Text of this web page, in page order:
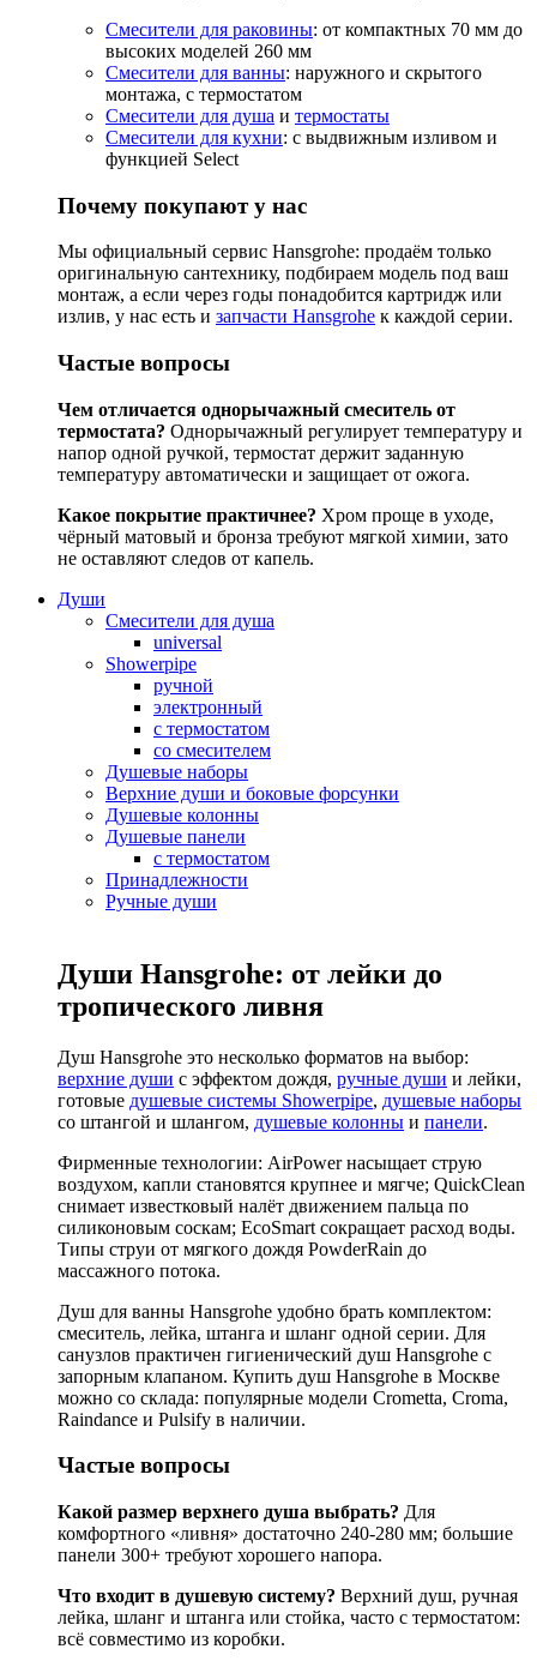
Смесители для раковины: от компактных 70 мм до
высоких моделей 260 мм
Смесители для ванны: наружного и скрытого
монтажа, с термостатом
Смесители для душа и термостаты
Смесители для кухни: с выдвижным изливом и
функцией Select
Почему покупают у нас
Мы официальный сервис Hansgrohe: продаём только
оригинальную сантехнику, подбираем модель под ваш
монтаж, а если через годы понадобится картридж или
излив, у нас есть и запчасти Hansgrohe к каждой серии.
Частые вопросы
Чем отличается однорычажный смеситель от
термостата? Однорычажный регулирует температуру и
напор одной ручкой, термостат держит заданную
температуру автоматически и защищает от ожога.
Какое покрытие практичнее? Хром проще в уходе,
чёрный матовый и бронза требуют мягкой химии, зато
не оставляют следов от капель.
Души
Смесители для душа
universal
Showerpipe
ручной
электронный
с термостатом
со смесителем
Душевые наборы
Верхние души и боковые форсунки
Душевые колонны
Душевые панели
с термостатом
Принадлежности
Ручные души
Души Hansgrohe: от лейки до
тропического ливня
Душ Hansgrohe это несколько форматов на выбор:
верхние души с эффектом дождя, ручные души и лейки,
готовые душевые системы Showerpipe, душевые наборы
со штангой и шлангом, душевые колонны и панели.
Фирменные технологии: AirPower насыщает струю
воздухом, капли становятся крупнее и мягче; QuickClean
снимает известковый налёт движением пальца по
силиконовым соскам; EcoSmart сокращает расход воды.
Типы струи от мягкого дождя PowderRain до
массажного потока.
Душ для ванны Hansgrohe удобно брать комплектом:
смеситель, лейка, штанга и шланг одной серии. Для
санузлов практичен гигиенический душ Hansgrohe с
запорным клапаном. Купить душ Hansgrohe в Москве
можно со склада: популярные модели Crometta, Croma,
Raindance и Pulsify в наличии.
Частые вопросы
Какой размер верхнего душа выбрать? Для
комфортного «ливня» достаточно 240-280 мм; большие
панели 300+ требуют хорошего напора.
Что входит в душевую систему? Верхний душ, ручная
лейка, шланг и штанга или стойка, часто с термостатом:
всё совместимо из коробки.